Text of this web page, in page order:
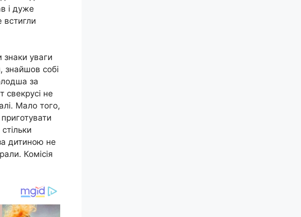
і дуже
знаки уваги
знайшов собі
за
свекрусі не
Мало того,
дитиною не
Комісія